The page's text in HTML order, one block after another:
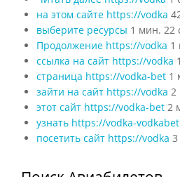
на этом сайте https://vodka
выберите ресурсы 1 мин. 22
Продолжение https://vodka 1
ссылка на сайт https://vodka
страница https://vodka-bet 1
зайти на сайт https://vodka 2
этот сайт https://vodka-bet 2
узнать https://vodka-vodkabet
посетить сайт https://vodka